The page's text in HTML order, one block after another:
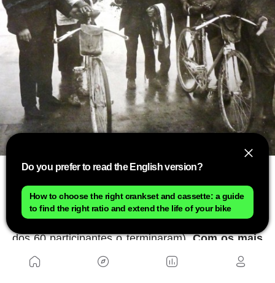
Em 1901, mesmo ano que venceu o Paris-Brest,
tornou-se cidadão francês. Sim, só então. E, em
1903, aos 32 anos, tornou-se a primeira pessoa a
registrar seu nome no recorde do Tour (apenas 21
dos 60 participantes o terminaram).Com os mais
de 6.000 francos que recebeu em prêmio total,
comprou um posto de gasolina em Lens
, onde
Do you prefer to read the English version?
How to choose the right crankset and cassette: a guide
to find the right ratio and extend the life of your bike